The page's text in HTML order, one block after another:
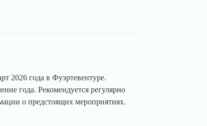
2026 года в Фуэртевентуре.
года. Рекомендуется регулярно
о предстоящих мероприятиях.